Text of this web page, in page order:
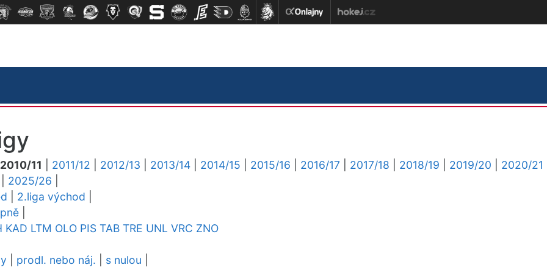
2010/11 2011/12 2012/13 2013/14 2014/15 2015/16 2016/17 2017/18 2018/19 2019/20
2020/21
2025/26
2.liga východ
KAD LTM OLO PIS TAB TRE UNL VRC ZNO
prodl. nebo náj. s nulou